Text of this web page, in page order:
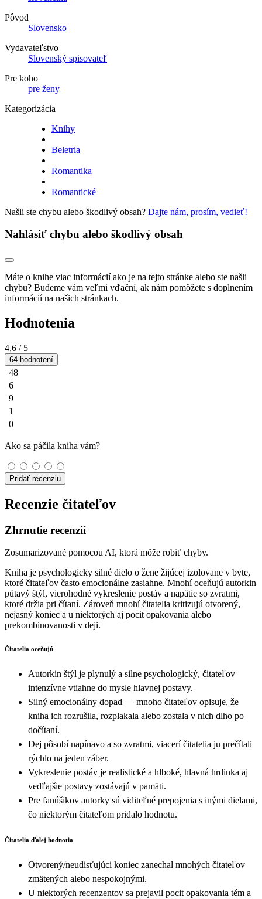
Pôvod
Slovensko
Vydavateľstvo
Slovenský spisovateľ
Pre koho
pre ženy
Kategorizácia
Knihy
Beletria
Romantika
Romantické
Našli ste chybu alebo škodlivý obsah? Dajte nám, prosím, vedieť!
Nahlásiť chybu alebo škodlivý obsah
Máte o knihe viac informácií ako je na tejto stránke alebo ste našli
chybu? Budeme vám veľmi vďační, ak nám pomôžete s doplnením
informácií na našich stránkach.
Hodnotenia
4,6 / 5
64 hodnotení
48
6
9
1
0
Ako sa páčila kniha vám?
Pridať recenziu
Recenzie čitateľov
Zhrnutie recenzií
Zosumarizované pomocou AI, ktorá môže robiť chyby.
Kniha je psychologicky silné dielo o žene žijúcej izolovane v byte,
ktoré čitateľov často emocionálne zasiahne. Mnohí oceňujú autorkin
pútavý štýl, vierohodné vykreslenie postáv a napätie so zvratmi,
ktoré držia pri čítaní. Zároveň mnohí čitatelia kritizujú otvorený,
nejasný koniec a u niektorých aj pocit opakovania alebo
prekombinovanosti v deji.
Čitatelia oceňujú
Autorkin štýl je plynulý a silne psychologický, čitateľov
intenzívne vtiahne do mysle hlavnej postavy.
Silný emocionálny dopad — mnoho čitateľov opisuje, že
kniha ich rozrušila, rozplakala alebo zostala v nich dlho po
dočítaní.
Dej pôsobí napínavo a so zvratmi, viacerí čitatelia ju prečítali
rýchlo na jeden záber.
Vykreslenie postáv je realistické a hlboké, hlavná hrdinka aj
vedľajšie postavy zostávajú v pamäti.
Pre fanúšikov autorky sú viditeľné prepojenia s inými dielami,
čo niektorým čitateľom pridalo hodnotu.
Čitatelia ďalej hodnotia
Otvorený/neudisťujúci koniec zanechal mnohých čitateľov
zmätených alebo nespokojnými.
U niektorých recenzentov sa prejavil pocit opakovania tém a